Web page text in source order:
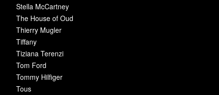
Stella McCartney
The House of Oud
Thierry Mugler
Tiffany
Tiziana Terenzi
Tom Ford
Tommy Hilfiger
Tous